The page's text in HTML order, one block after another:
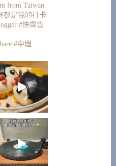
from Taiwan.
都是我的打卡
#快樂雲
#中壢